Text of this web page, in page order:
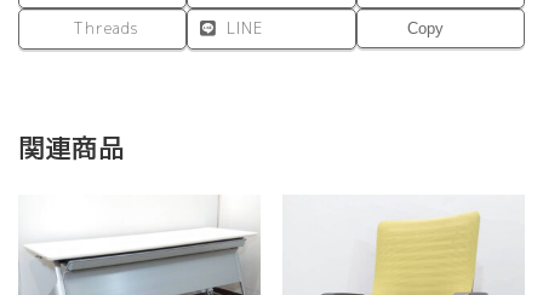
Threads
LINE Copy
関連商品